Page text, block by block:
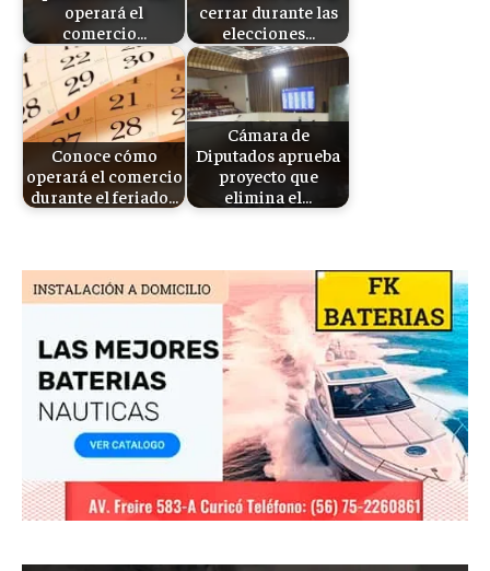
operará el
comercio…
cerrar durante las
elecciones…
Conoce cómo
operará el comercio
durante el feriado…
Cámara de
Diputados aprueba
proyecto que
elimina el…